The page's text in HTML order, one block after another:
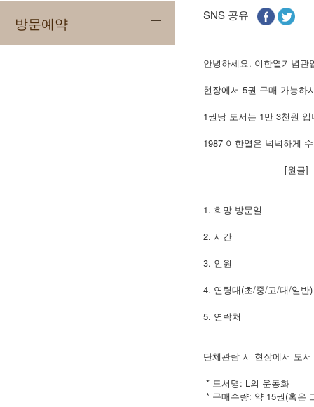
방문예약 SNS 공유
안녕하세요. 이한열기념
현장에서 5권 구매 가능하
1권당 도서는 1만 3천원
1987 이한열은 넉넉하게
-----------------------------[원글
1. 희망 방문일
2. 시간
3. 인원
4. 연령대(초/중/고/대/일반)
5. 연락처
단체관람 시 현장에서 도
* 도서명: L의 운동화
* 구매수량: 약 15권(혹은